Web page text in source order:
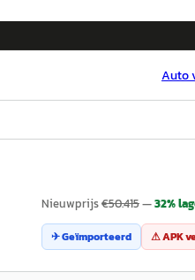
Auto
Nieuwprijs€50.415—32%
✈ Geïmporteerd ⚠ APK
46